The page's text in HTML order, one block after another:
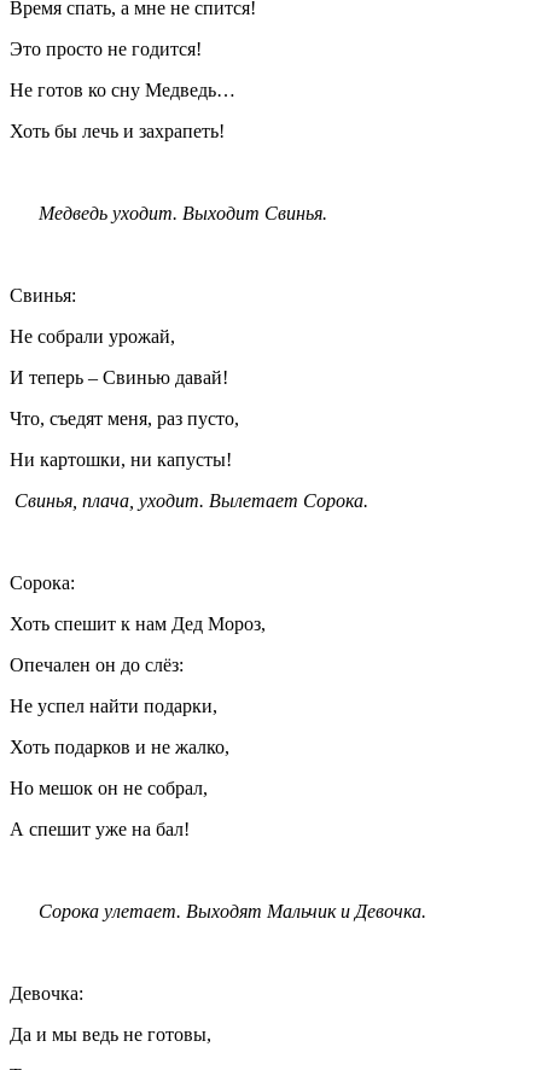
Время спать, а мне не спится!
Это просто не годится!
Не готов ко сну Медведь…
Хоть бы лечь и захрапеть!
Медведь уходит. Выходит Свинья.
Свинья:
Не собрали урожай,
И теперь – Свинью давай!
Что, съедят меня, раз пусто,
Ни картошки, ни капусты!
Свинья, плача, уходит. Вылетает Сорока.
Сорока:
Хоть спешит к нам Дед Мороз,
Опечален он до слёз:
Не успел найти подарки,
Хоть подарков и не жалко,
Но мешок он не собрал,
А спешит уже на бал!
Сорока улетает. Выходят Мальчик и Девочка.
Девочка:
Да и мы ведь не готовы,